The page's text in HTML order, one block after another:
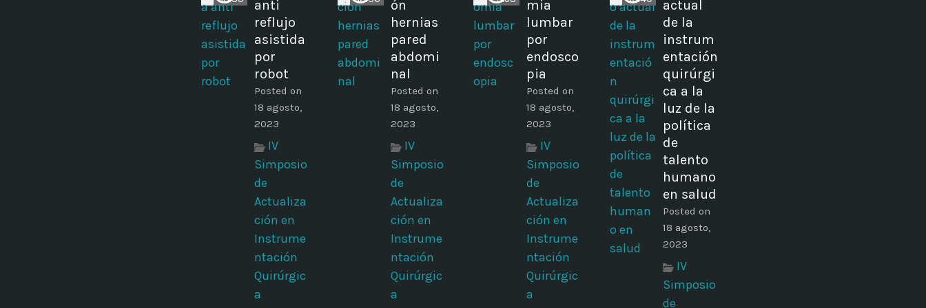
anti
reflujo
asistida
por
robot
Posted on
18 agosto,
2023
IV
Simposio
de
Actualiza
ción en
Instrume
ntación
Quirúrgic
a
ón
hernias
pared
abdomi
nal
Posted on
18 agosto,
2023
IV
Simposio
de
Actualiza
ción en
Instrume
ntación
Quirúrgic
a
mia
lumbar
por
endosco
pia
Posted on
18 agosto,
2023
IV
Simposio
de
Actualiza
ción en
Instrume
ntación
Quirúrgic
a
actual
de la
instrum
entación
quirúrgi
ca a la
luz de la
política
de
talento
humano
en salud
Posted on
18 agosto,
2023
IV
Simposio
de